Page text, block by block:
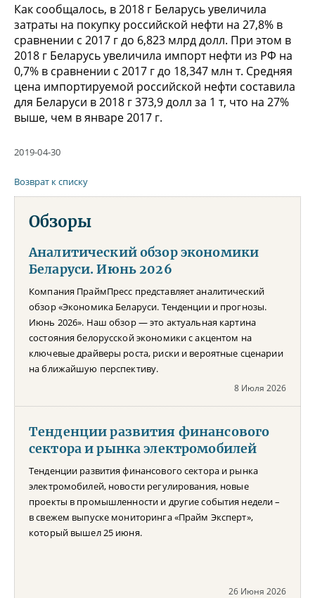
Как сообщалось, в 2018 г Беларусь увеличила
затраты на покупку российской нефти на 27,8% в
сравнении с 2017 г до 6,823 млрд долл. При этом в
2018 г Беларусь увеличила импорт нефти из РФ на
0,7% в сравнении с 2017 г до 18,347 млн т. Средняя
цена импортируемой российской нефти составила
для Беларуси в 2018 г 373,9 долл за 1 т, что на 27%
выше, чем в январе 2017 г.
2019-04-30
Возврат к списку
Обзоры
Аналитический обзор экономики
Беларуси. Июнь 2026
Компания ПраймПресс представляет аналитический
обзор «Экономика Беларуси. Тенденции и прогнозы.
Июнь 2026». Наш обзор — это актуальная картина
состояния белорусской экономики с акцентом на
ключевые драйверы роста, риски и вероятные сценарии
на ближайшую перспективу.
8 Июля 2026
Тенденции развития финансового
сектора и рынка электромобилей
Тенденции развития финансового сектора и рынка
электромобилей, новости регулирования, новые
проекты в промышленности и другие события недели –
в свежем выпуске мониторинга «Прайм Эксперт»,
который вышел 25 июня.
26 Июня 2026